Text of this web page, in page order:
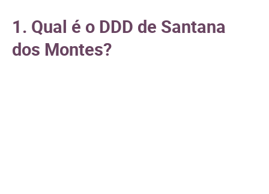
1. Qual é o DDD de Santana
dos Montes?